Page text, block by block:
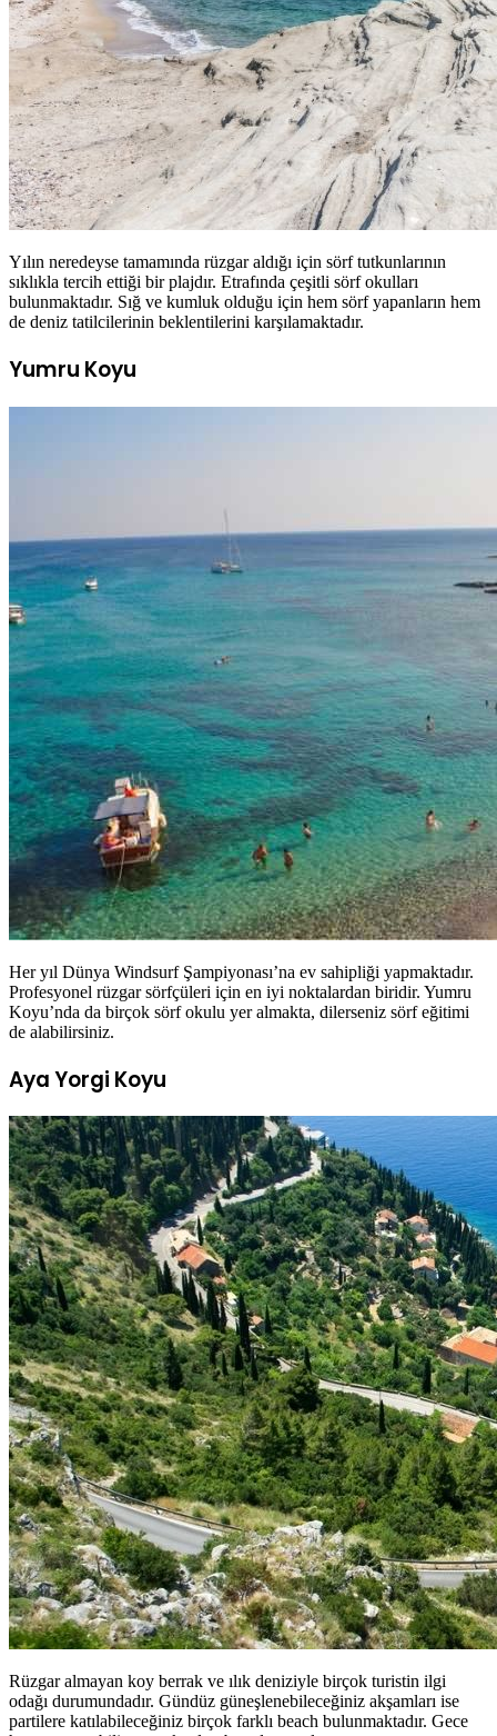
Yılın neredeyse tamamında rüzgar aldığı için sörf tutkunlarının
sıklıkla tercih ettiği bir plajdır. Etrafında çeşitli sörf okulları
bulunmaktadır. Sığ ve kumluk olduğu için hem sörf yapanların hem
de deniz tatilcilerinin beklentilerini karşılamaktadır.
Yumru Koyu
Her yıl Dünya Windsurf Şampiyonası’na ev sahipliği yapmaktadır.
Profesyonel rüzgar sörfçüleri için en iyi noktalardan biridir. Yumru
Koyu’nda da birçok sörf okulu yer almakta, dilerseniz sörf eğitimi
de alabilirsiniz.
Aya Yorgi Koyu
Rüzgar almayan koy berrak ve ılık deniziyle birçok turistin ilgi
odağı durumundadır. Gündüz güneşlenebileceğiniz akşamları ise
partilere katılabileceğiniz birçok farklı beach bulunmaktadır. Gece